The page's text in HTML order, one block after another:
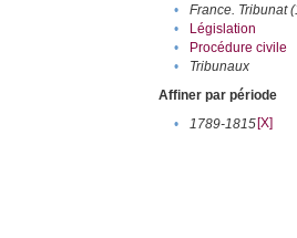
•
France. Tribunat
•
Législation
•
Procédure civile
•
Tribunaux
Affiner par période
•
1789-1815[X]